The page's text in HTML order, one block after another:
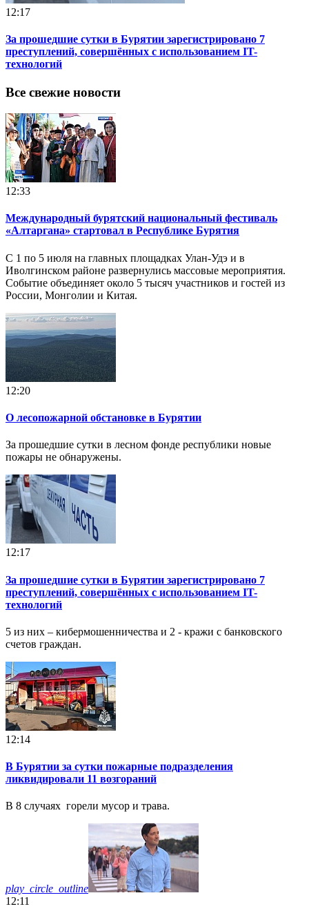
12:17
За прошедшие сутки в Бурятии зарегистрировано 7
преступлений, совершённых с использованием IT-
технологий
Все свежие новости
12:33
Международный бурятский национальный фестиваль
«Алтаргана» стартовал в Республике Бурятия
С 1 по 5 июля на главных площадках Улан-Удэ и в
Иволгинском районе развернулись массовые мероприятия.
Событие объединяет около 5 тысяч участников и гостей из
России, Монголии и Китая.
12:20
О лесопожарной обстановке в Бурятии
За прошедшие сутки в лесном фонде республики новые
пожары не обнаружены.
12:17
За прошедшие сутки в Бурятии зарегистрировано 7
преступлений, совершённых с использованием IT-
технологий
5 из них – кибермошенничества и 2 - кражи с банковского
счетов граждан.
12:14
В Бурятии за сутки пожарные подразделения
ликвидировали 11 возгораний
В 8 случаях горели мусор и трава.
play_circle_outline
12:11